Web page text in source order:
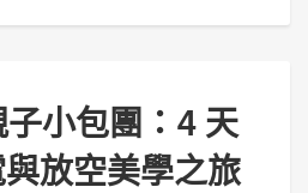
小包團：4 天
放空美學之旅